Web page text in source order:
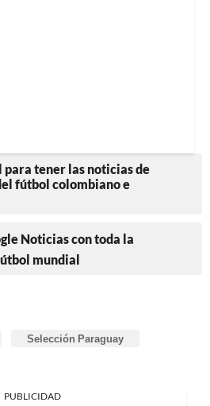
para tener las noticias de
fútbol colombiano e
Noticias con toda la
mundial
Selección Paraguay
PUBLICIDAD